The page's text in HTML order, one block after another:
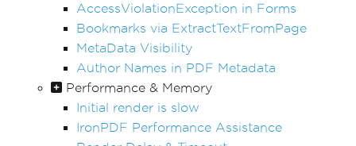
AccessViolationException in Forms
Bookmarks via ExtractTextFromPage
MetaData Visibility
Author Names in PDF Metadata
Performance & Memory
Initial render is slow
IronPDF Performance Assistance